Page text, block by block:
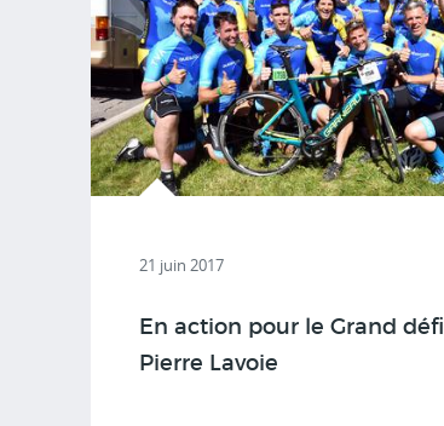
21 juin 2017
En action pour le Grand défi
Pierre Lavoie